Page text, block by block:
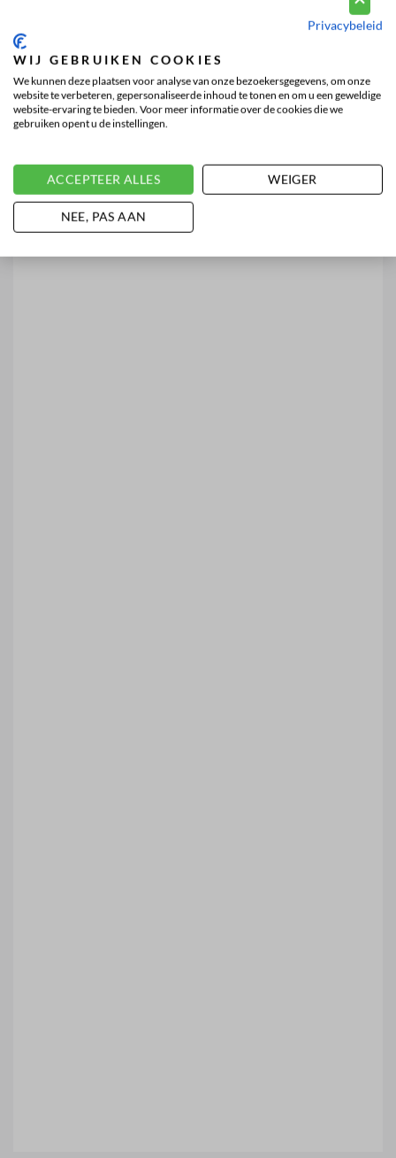
Privacybeleid
WIJ GEBRUIKEN COOKIES
We kunnen deze plaatsen voor analyse van onze bezoekersgegevens, om onze
website te verbeteren, gepersonaliseerde inhoud te tonen en om u een geweldige
website-ervaring te bieden. Voor meer informatie over de cookies die we
gebruiken opent u de instellingen.
ACCEPTEER ALLES WEIGER
NEE, PAS AAN